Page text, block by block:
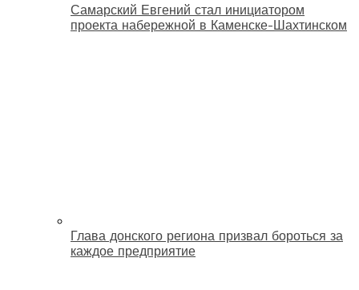
Самарский Евгений стал инициатором
проекта набережной в Каменске-Шахтинском
Глава донского региона призвал бороться за
каждое предприятие